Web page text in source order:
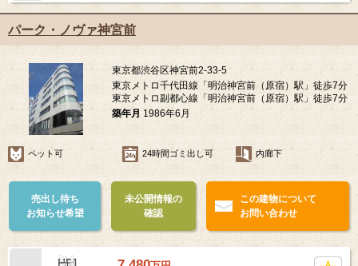
パーク・ノヴァ神宮前
東京都渋谷区神宮前2-33-5
東京メトロ千代田線「明治神宮前（原宿）駅」徒歩7分
東京メトロ副都心線「明治神宮前（原宿）駅」徒歩7分
築年月 1986年6月
ペット可 24時間ゴミ出し可 内廊下
売出し待ち
お知らせ希望
未公開情報の
確認
この建物について
お問い合わせ